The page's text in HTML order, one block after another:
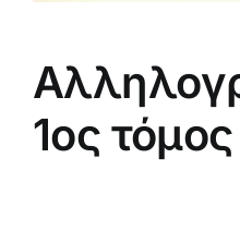
1ος τόμος